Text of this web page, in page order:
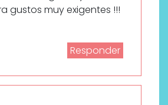
gustos muy exigentes !!!
Responder